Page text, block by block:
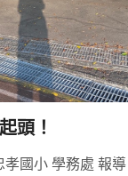
頭！
孝國小 學務處 報導